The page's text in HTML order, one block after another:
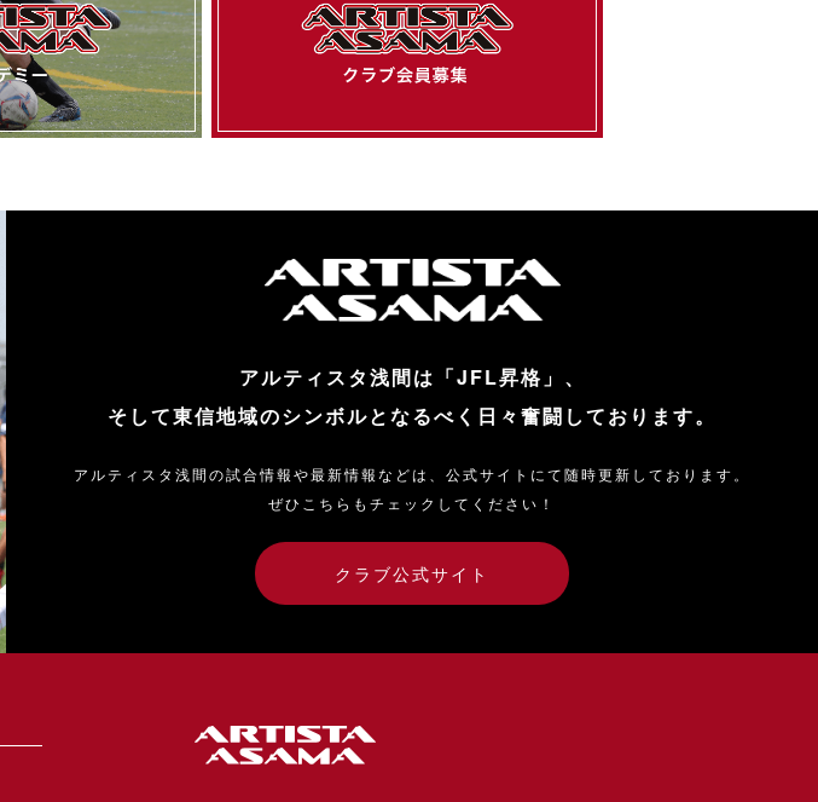
アルティスタ浅間は「JFL昇格」、
そして東信地域のシンボルとなるべく日々奮闘しております。
アルティスタ浅間の試合情報や最新情報などは、公式サイトにて随時更新しております。
ぜひこちらもチェックしてください！
クラブ公式サイト